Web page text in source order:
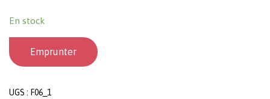
En stock
Emprunter
UGS : F06_1